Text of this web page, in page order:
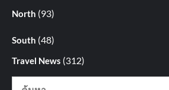
North (93)
South (48)
Travel News (312)
ค้นหา